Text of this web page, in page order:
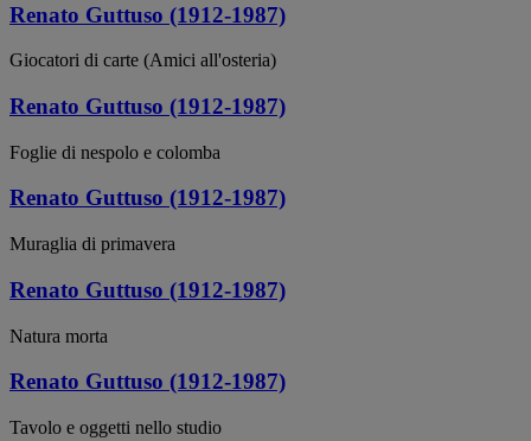
Renato Guttuso (1912-1987)
Giocatori di carte (Amici all'osteria)
Renato Guttuso (1912-1987)
Foglie di nespolo e colomba
Renato Guttuso (1912-1987)
Muraglia di primavera
Renato Guttuso (1912-1987)
Natura morta
Renato Guttuso (1912-1987)
Tavolo e oggetti nello studio